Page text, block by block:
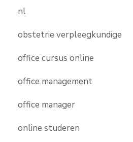
nl
obstetrie verpleegkundige
office cursus online
office management
office manager
online studeren